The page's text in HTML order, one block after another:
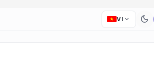
VI expand_more dark_mode